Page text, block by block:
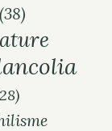
(38)